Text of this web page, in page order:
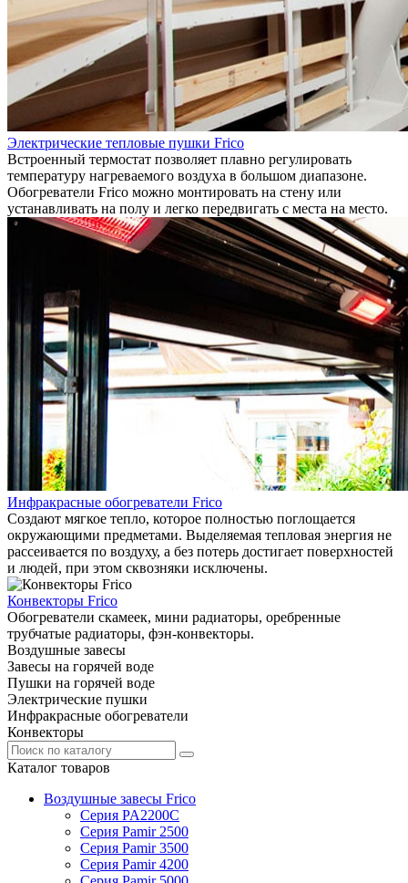
Электрические тепловые пушки Frico
Встроенный термостат позволяет плавно регулировать
температуру нагреваемого воздуха в большом диапазоне.
Обогреватели Frico можно монтировать на стену или
устанавливать на полу и легко передвигать с места на место.
Инфракрасные обогреватели Frico
Создают мягкое тепло, которое полностью поглощается
окружающими предметами. Выделяемая тепловая энергия не
рассеивается по воздуху, а без потерь достигает поверхностей
и людей, при этом сквозняки исключены.
Конвекторы Frico
Обогреватели скамеек, мини радиаторы, оребренные
трубчатые радиаторы, фэн-конвекторы.
Воздушные завесы
Завесы на горячей воде
Пушки на горячей воде
Электрические пушки
Инфракрасные обогреватели
Конвекторы
Каталог товаров
Воздушные завесы Frico
Серия PA2200C
Серия Pamir 2500
Серия Pamir 3500
Серия Pamir 4200